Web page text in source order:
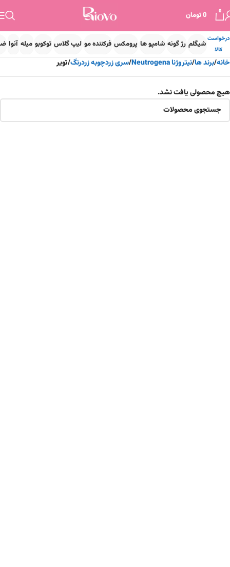
0
0تومان
درخواست
کالا
شیگلم رژ گونه شامپو ها پرومکس فرکننده مو لیپ گلاس توکوبو میله آنوا
خانه برند ها نیتروژنا Neutrogena سری زردچوبه زردرنگ تویر
هیچ محصولی یافت نشد.